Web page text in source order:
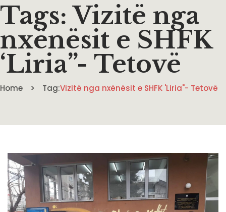
Tags: Vizitë nga
nxënësit e SHFK
‘Liria”- Tetovë
Home Tag:Vizitë nga nxënësit e SHFK 'Liria"- Tetovë